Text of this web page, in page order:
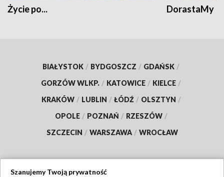
Życie po... DorastaMy
BIAŁYSTOK / BYDGOSZCZ / GDAŃSK /
GORZÓW WLKP. / KATOWICE / KIELCE /
KRAKÓW / LUBLIN / ŁÓDŹ / OLSZTYN /
OPOLE / POZNAŃ / RZESZÓW /
SZCZECIN / WARSZAWA / WROCŁAW
Szanujemy Twoją prywatność